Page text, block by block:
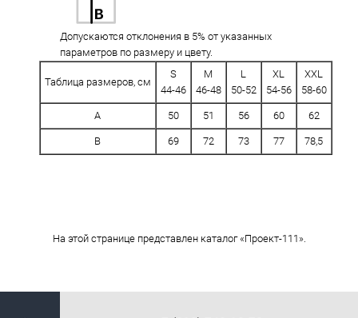
Допускаются отклонения в 5% от указанных
параметров по размеру и цвету.
Таблица размеров, см
S
44-46
M
46-48
L
50-52
XL
54-56
XXL
58-60
A 50 51 56 60 62
B 69 72 73 77 78,5
На этой странице представлен каталог «Проект-111».